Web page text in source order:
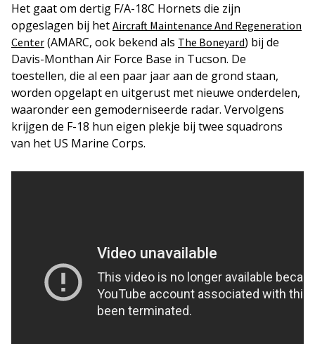
Het gaat om dertig F/A-18C Hornets die zijn
opgeslagen bij het Aircraft Maintenance And Regeneration
Center (AMARC, ook bekend als The Boneyard) bij de
Davis-Monthan Air Force Base in Tucson. De
toestellen, die al een paar jaar aan de grond staan,
worden opgelapt en uitgerust met nieuwe onderdelen,
waaronder een gemoderniseerde radar. Vervolgens
krijgen de F-18 hun eigen plekje bij twee squadrons
van het US Marine Corps.